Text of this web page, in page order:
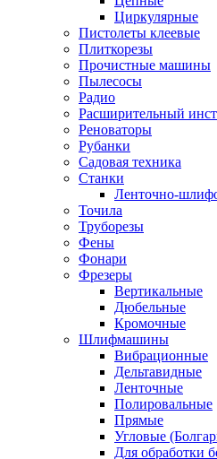
Циркулярные
Пистолеты клеевые
Плиткорезы
Прочистные машины
Пылесосы
Радио
Расширительный
Реноваторы
Рубанки
Садовая техника
Станки
Ленточно-
Точила
Труборезы
Фены
Фонари
Фрезеры
Вертикальные
Дюбельные
Кромочные
Шлифмашины
Вибрационные
Дельтавидные
Ленточные
Полировальные
Прямые
Угловые
Для обработки